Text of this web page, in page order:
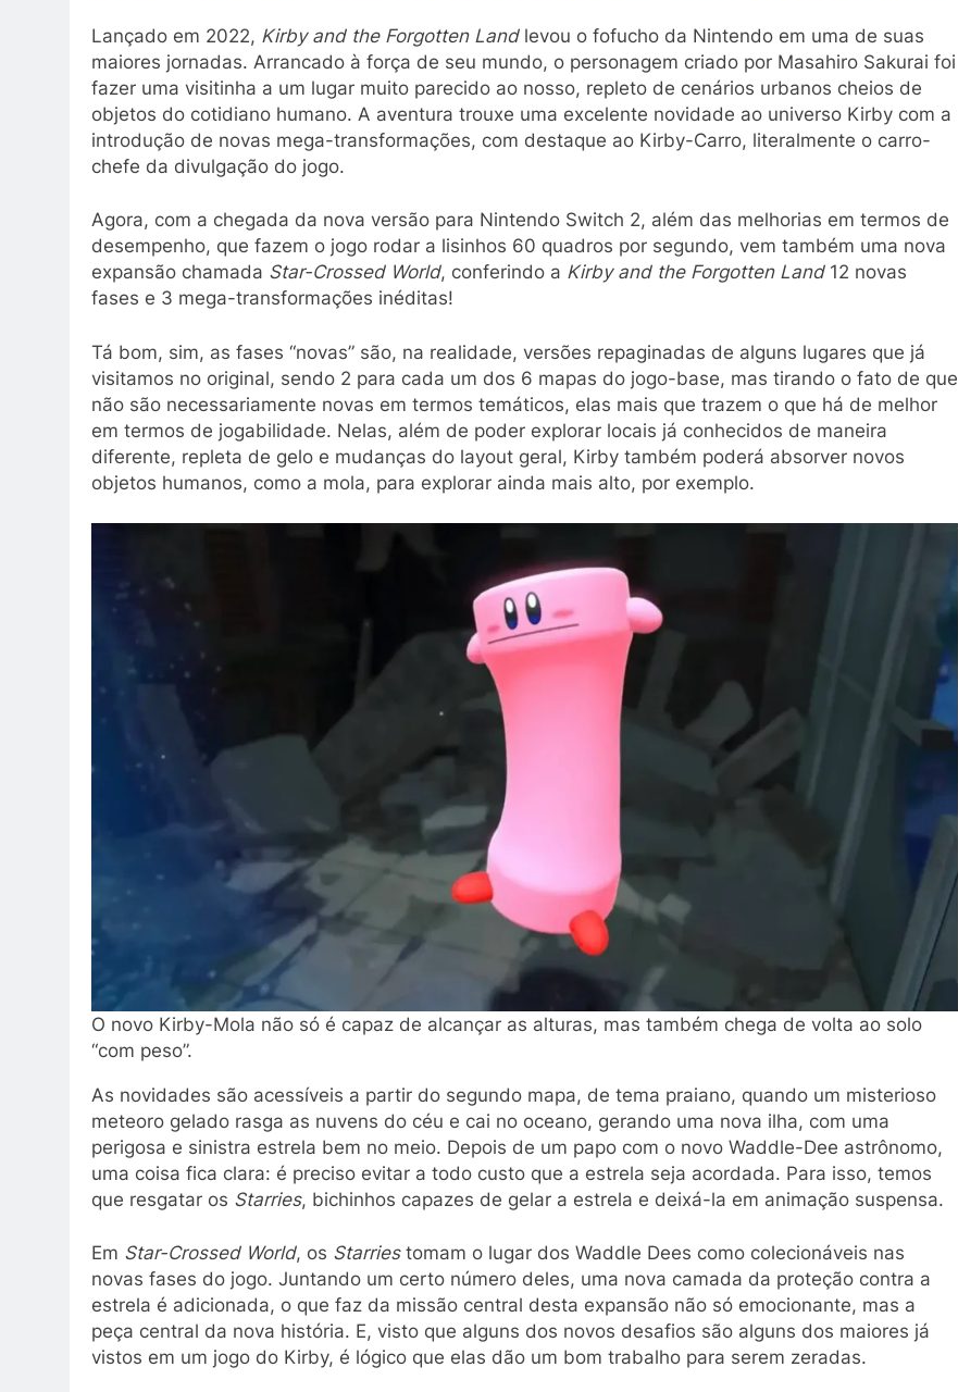
Lançado em 2022, Kirby and the Forgotten Landlevou o fofucho da Nintendo em uma de suas
maiores jornadas. Arrancado à força de seu mundo, o personagem criado por Masahiro Sakurai foi
fazer uma visitinha a um lugar muito parecido ao nosso, repleto de cenários urbanos cheios de
objetos do cotidiano humano. A aventura trouxe uma excelente novidade ao universo Kirby com a
introdução de novas mega-transformações, com destaque ao Kirby-Carro, literalmente o carro-
chefe da divulgação do jogo.
Agora, com a chegada da nova versão para Nintendo Switch 2, além das melhorias em termos de
desempenho, que fazem o jogo rodar a lisinhos 60 quadros por segundo, vem também uma nova
expansão chamada Star-Crossed World, conferindo a Kirby and the Forgotten Land12 novas
fases e 3 mega-transformações inéditas!
Tá bom, sim, as fases “novas” são, na realidade, versões repaginadas de alguns lugares que já
visitamos no original, sendo 2 para cada um dos 6 mapas do jogo-base, mas tirando o fato de que
não são necessariamente novas em termos temáticos, elas mais que trazem o que há de melhor
em termos de jogabilidade. Nelas, além de poder explorar locais já conhecidos de maneira
diferente, repleta de gelo e mudanças do layout geral, Kirby também poderá absorver novos
objetos humanos, como a mola, para explorar ainda mais alto, por exemplo.
O novo Kirby-Mola não só é capaz de alcançar as alturas, mas também chega de volta ao solo
“com peso”.
As novidades são acessíveis a partir do segundo mapa, de tema praiano, quando um misterioso
meteoro gelado rasga as nuvens do céu e cai no oceano, gerando uma nova ilha, com uma
perigosa e sinistra estrela bem no meio. Depois de um papo com o novo Waddle-Dee astrônomo,
uma coisa fica clara: é preciso evitar a todo custo que a estrela seja acordada. Para isso, temos
que resgatar os Starries, bichinhos capazes de gelar a estrela e deixá-la em animação suspensa.
Em Star-Crossed World, os Starries tomam o lugar dos Waddle Dees como colecionáveis nas
novas fases do jogo. Juntando um certo número deles, uma nova camada da proteção contra a
estrela é adicionada, o que faz da missão central desta expansão não só emocionante, mas a
peça central da nova história. E, visto que alguns dos novos desafios são alguns dos maiores já
vistos em um jogo do Kirby, é lógico que elas dão um bom trabalho para serem zeradas.